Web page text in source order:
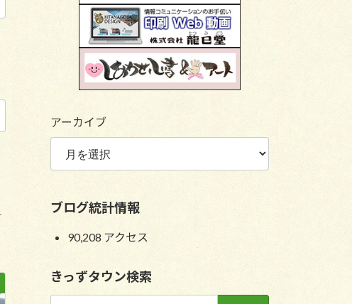
アーカイブ
ブログ統計情報
90,208 アクセス
きっずタウン検索